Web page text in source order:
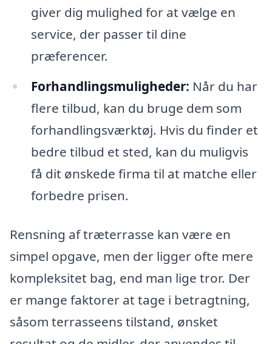
giver dig mulighed for at vælge en
service, der passer til dine
præferencer.
Forhandlingsmuligheder: Når du har
flere tilbud, kan du bruge dem som
forhandlingsværktøj. Hvis du finder et
bedre tilbud et sted, kan du muligvis
få dit ønskede firma til at matche eller
forbedre prisen.
Rensning af træterrasse kan være en
simpel opgave, men der ligger ofte mere
kompleksitet bag, end man lige tror. Der
er mange faktorer at tage i betragtning,
såsom terrasseens tilstand, ønsket